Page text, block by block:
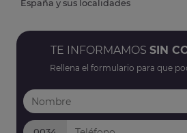
España y sus localidades
TE INFORMAMOS SIN
Rellena el formulario para que